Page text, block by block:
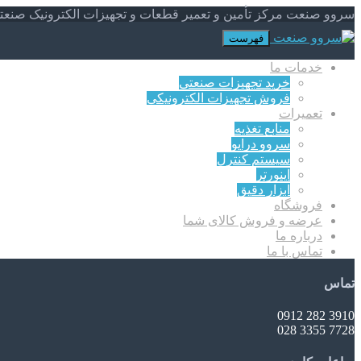
سروو صنعت مرکز تأمین و تعمیر قطعات و تجهیزات الکترونیک
فهرست
خدمات ما
خرید تجهیزات صنعتی
فروش تجهیزات الکترونیکی
تعمیرات
منابع تغذیه
سروو درایو
سیستم کنترل
اینورتر
ابزار دقیق
فروشگاه
عرضه و فروش کالای شما
درباره ما
تماس با ما
تماس
3910 282 0912
7728 3355 028